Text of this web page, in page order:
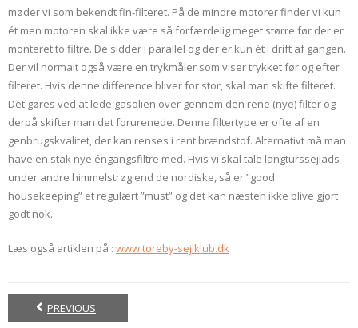
møder vi som bekendt fin-filteret. På de mindre motorer finder vi kun
ét men motoren skal ikke være så forfærdelig meget større før der er
monteret to filtre. De sidder i parallel og der er kun ét i drift af gangen.
Der vil normalt også være en trykmåler som viser trykket før og efter
filteret. Hvis denne difference bliver for stor, skal man skifte filteret.
Det gøres ved at lede gasolien over gennem den rene (nye) filter og
derpå skifter man det forurenede. Denne filtertype er ofte af en
genbrugskvalitet, der kan renses i rent brændstof. Alternativt må man
have en stak nye éngangsfiltre med. Hvis vi skal tale langturssejlads
under andre himmelstrøg end de nordiske, så er ”good
housekeeping” et regulært ”must” og det kan næsten ikke blive gjort
godt nok.
Læs også artiklen på : www.toreby-sejlklub.dk
PREVIOUS